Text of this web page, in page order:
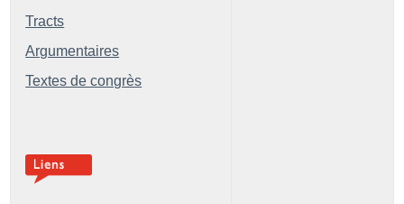
Tracts
Argumentaires
Textes de congrès